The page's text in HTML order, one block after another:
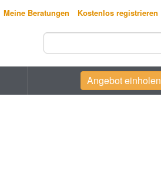
Meine Beratungen Kostenlos registrieren
Angebot einholen